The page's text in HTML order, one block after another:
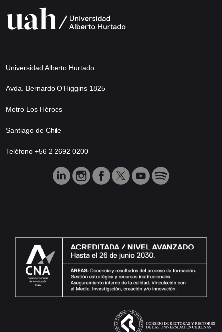
Universidad Alberto Hurtado
Avda. Bernardo O’Higgins 1825
Metro Los Héroes
Santiago de Chile
Teléfono +56 2 2692 0200